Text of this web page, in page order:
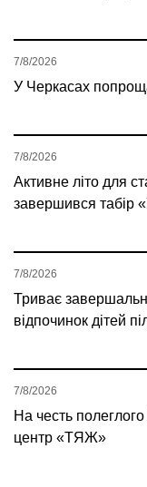
У Черкасах
7/8/2026
Активне літо для
завершився табір
7/8/2026
Триває
відпочинок дітей
7/8/2026
На честь
центр «ТЯЖ»
7/8/2026